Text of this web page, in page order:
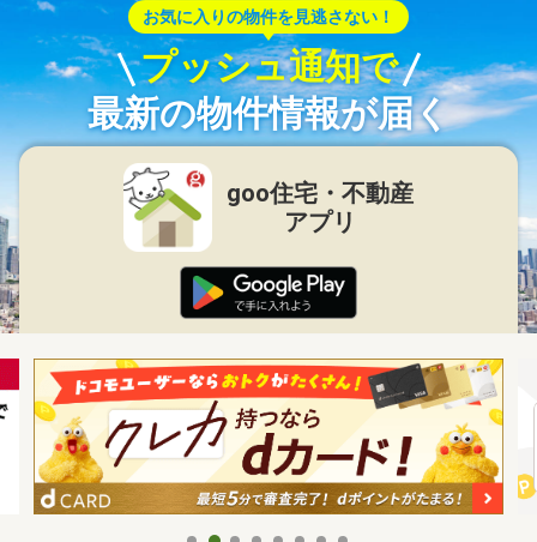
お気に入りの物件を見逃さない！
プッシュ通知で
最新の物件情報が届く
goo住宅・不動産
アプリ